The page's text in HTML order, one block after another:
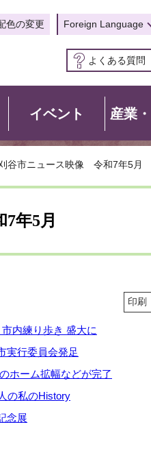
色の変更 Foreign Language
よくある質問
イベント 産業
谷市ニュース映像 令和7年5月
年5月
印刷
内練り歩き 盛大に
実行委員会発足
ホーム拡幅などが完了
の私のHistory
念展